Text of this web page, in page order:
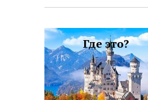
Где это?